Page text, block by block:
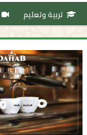
تربية وتعليم